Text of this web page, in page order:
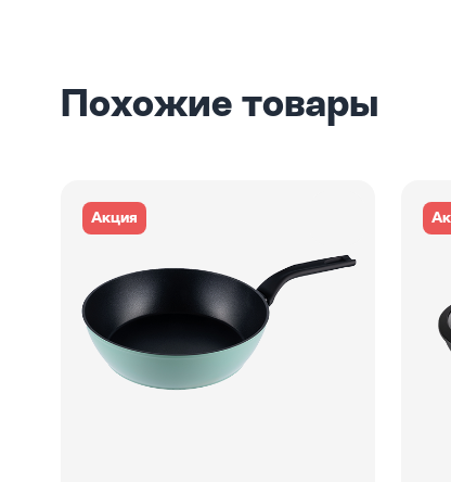
Похожие товары
Акция